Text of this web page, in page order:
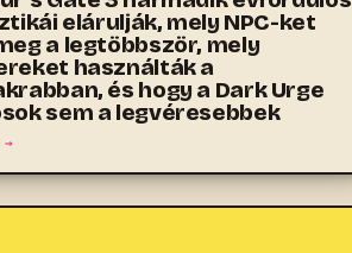
elárulják, mely NPC-ket
a legtöbbször, mely
használták a
és hogy a Dark Urge
sem a legvéresebbek
→